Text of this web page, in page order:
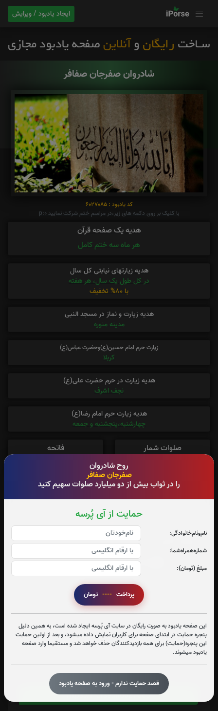
ایجاد یادبود / ویرایش
روح شادروان
صفرجان صفافر
را در ثواب بیش از دو میلیارد صلوات سهیم کنید
حمایت از آی پُرسه
نام‌و‌نام‌خانوادگی:
شماره‌همراه‌شما:
مبلغ (تومان):
پرداخت ----
این صفحه یادبود به صورت رایگان در سایت آی پُرسه ایجاد شده است، به همین دلیل
پنجره حمایت در ابتدای صفحه برای کاربران نمایش داده میشود، و بعد از اولین حمایت
این پنجره(حمایت) برای همه بازدیدکنندگان حذف خواهد شد و مستقیما وارد صفحه
یادبود میشوند.
قصد حمایت ندارم - ورود به صفحه یادبود
شادروان صفرجان صفافر
کد یادبود : 6027085
با کلیک بر روی دکمه های زیر،در مراسم ختم شرکت نمایید p:0
هدیه یک صفحه قرآن
هر ماه سه ختم کامل
هدیه زیارتهای نیابتی کل سال
در کل طول یک سال، هر هفته
با 80% تخفیف
هدیه زیارت و نماز در مسجد النبی
مدینه منوره
زیارت حرم امام حسین(ع)وحضرت عباس(ع)
کربلا
هدیه زیارت در حرم حضرت علی(ع)
نجف اشرف
هدیه زیارت حرم امام رضا(ع)
چهارشنبه،پنجشنبه و جمعه
صلوات شمار
فاتحه
تعداد بازدید : 343
برای کپی کردن آدرس این صفحه روی دکمه کلیک نمایید
https://iPorse.ir/6027085